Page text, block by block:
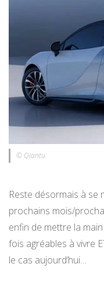
© Qiantu
Reste désormais à se
prochains mois/
enfin de mettre la
fois agréables à vivre
le cas aujourd’hui…